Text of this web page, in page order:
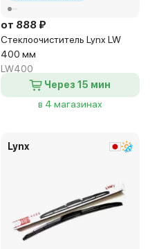
от 888 ₽
Стеклоочиститель Lynx LW
400 мм
LW400
Через 15 мин
в 4 магазинах
Lynx